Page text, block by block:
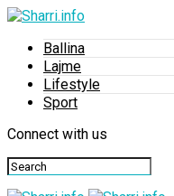
Ballina
Lajme
Lifestyle
Sport
Connect with us